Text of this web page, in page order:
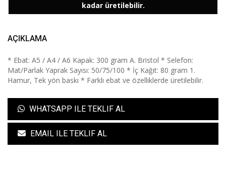
kadar üretilebilir.
AÇIKLAMA
* Ebat: A5 / A4 / A6 Kapak: 300 gram A. Bristol * Selefon:
Mat/Parlak Yaprak Sayısı: 50/75/100 * İç Kağıt: 80 gram 1.
Hamur, Tek yön baskı * Farklı ebat ve özelliklerde üretilebilir.
WHATSAPP ILE TEKLIF AL
EMAIL ILE TEKLIF AL